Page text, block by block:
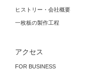
ヒストリー・会社概要
一枚板の製作工程
アクセス
FOR BUSINESS